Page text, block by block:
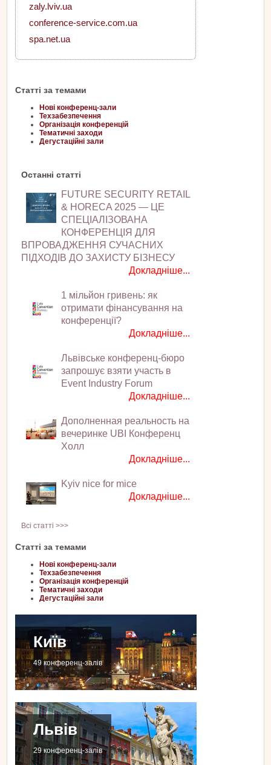
zaly.lviv.ua
conference-service.com.ua
spa.net.ua
Статті за темами
Нові конференц-зали
Техзабезпечення
Організація конференцій
Тематичні заходи
Дегустаційні зали
Останні статті
FUTURE SECURITY RETAIL
& HORECA 2025 — ЦЕ
СПЕЦІАЛІЗОВАНА
КОНФЕРЕНЦІЯ ДЛЯ
ВПРОВАДЖЕННЯ СУЧАСНИХ
ПІДХОДІВ ДО ЗАХИСТУ БІЗНЕСУ
Докладніше...
1 мільйон гривень: як
отримати фінансування на
конференції?
Докладніше...
Львівське конференц-бюро
запрошує взяти участь в
Event Industry Forum
Докладніше...
Дополненная реальность на
вечеринке UBI Конференц
Холл
Докладніше...
Kyiv nice for mice
Докладніше...
Всі статті >>>
Статті за темами
Нові конференц-зали
Техзабезпечення
Організація конференцій
Тематичні заходи
Дегустаційні зали
Київ
49 конференц-залів
Львів
29 конференц-залів